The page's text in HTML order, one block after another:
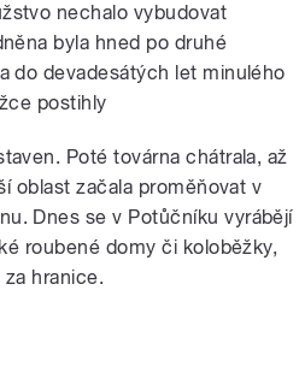
nechalo vybudovat
byla hned po druhé
do devadesátých let minulého
postihly
Poté továrna chátrala, až
oblast začala proměňovat v
Dnes se v Potůčníku vyrábějí
roubené domy či koloběžky,
hranice.